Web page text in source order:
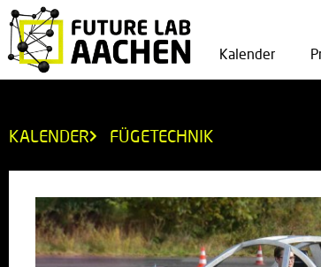
Kalender
KALENDER FÜGETECHNIK